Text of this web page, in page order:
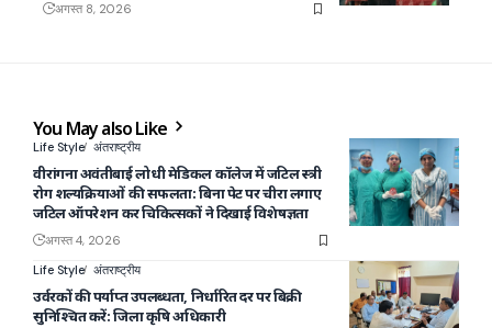
अगस्त 8, 2026
You May also Like
Life Style अंतराष्ट्रीय
वीरांगना अवंतीबाई लोधी मेडिकल कॉलेज में जटिल स्त्री
रोग शल्यक्रियाओं की सफलता: बिना पेट पर चीरा लगाए
जटिल ऑपरेशन कर चिकित्सकों ने दिखाई विशेषज्ञता
अगस्त 4, 2026
Life Style अंतराष्ट्रीय
उर्वरकों की पर्याप्त उपलब्धता, निर्धारित दर पर बिक्री
सुनिश्चित करें: जिला कृषि अधिकारी